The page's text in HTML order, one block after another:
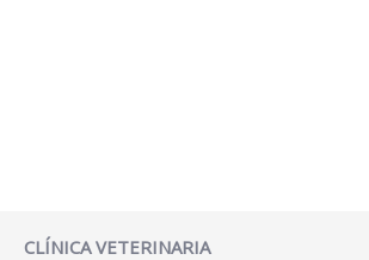
CLÍNICA VETERINARIA